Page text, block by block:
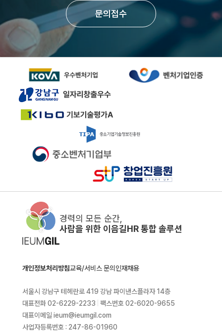
문의접수
경력의 모든 순간,
사람을 위한 이음길HR 통합 솔루션
개인정보처리방침교육/서비스 문의 인재채용
서울시 강남구 테헤란로 419 강남 파이낸스플라자 14층
대표전화 02-6229-2233
팩스번호 02-6020-9655
대표이메일 ieum@ieumgil.com
사업자등록번호 : 247-86-01960